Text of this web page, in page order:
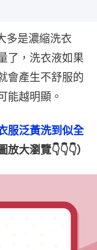
多是濃縮洗衣
了，洗衣液如果
會產生不舒服的
能越明顯。
服泛黃洗到似全
放大瀏覽👇👇👇）